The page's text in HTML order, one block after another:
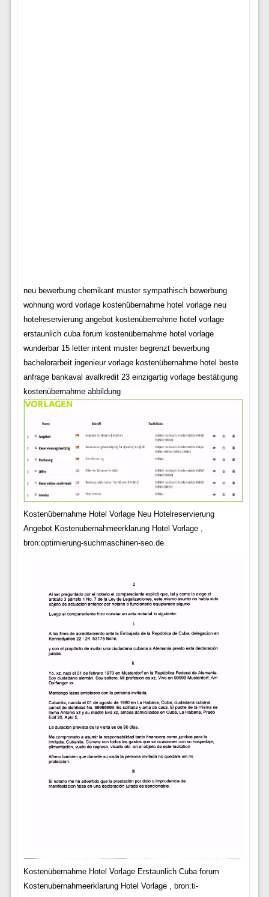
neu bewerbung chemikant muster sympathisch bewerbung
wohnung word vorlage kostenübernahme hotel vorlage neu
hotelreservierung angebot kostenübernahme hotel vorlage
erstaunlich cuba forum kostenübernahme hotel vorlage
wunderbar 15 letter intent muster begrenzt bewerbung
bachelorarbeit ingenieur vorlage kostenübernahme hotel beste
anfrage bankaval avalkredit 23 einzigartig vorlage bestätigung
kostenübernahme abbildung
Kostenübernahme Hotel Vorlage Neu Hotelreservierung
Angebot Kostenubernahmeerklarung Hotel Vorlage ,
bron:optimierung-suchmaschinen-seo.de
Kostenübernahme Hotel Vorlage Erstaunlich Cuba forum
Kostenubernahmeerklarung Hotel Vorlage , bron:ti-